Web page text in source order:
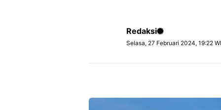
Redaksi
Selasa, 27 Februari 2024, 19:22